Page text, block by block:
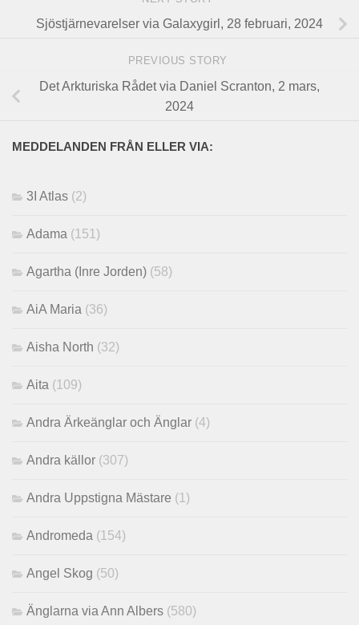
Sjöstjärnevarelser via Galaxygirl, 28 februari, 2024
PREVIOUS STORY
Det Arkturiska Rådet via Daniel Scranton, 2 mars,
2024
MEDDELANDEN FRÅN ELLER VIA:
3I Atlas (2)
Adama (151)
Agartha (Inre Jorden) (58)
AiA Maria (36)
Aisha North (32)
Aita (109)
Andra Ärkeänglar och Änglar (4)
Andra källor (307)
Andra Uppstigna Mästare (1)
Andromeda (154)
Angel Skog (50)
Änglarna via Ann Albers (580)